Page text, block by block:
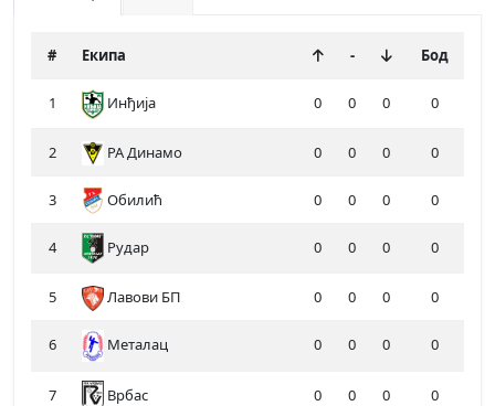
# Екипа - Бод
1 Инђија 0 0 0 0
2 РА Динамо 0 0 0 0
3 Обилић 0 0 0 0
4 Рудар 0 0 0 0
5 Лавови БП 0 0 0 0
6 Металац 0 0 0 0
7 Врбас 0 0 0 0